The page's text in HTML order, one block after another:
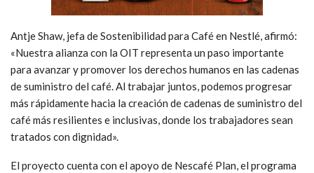
Antje Shaw, jefa de Sostenibilidad para Café en Nestlé, afirmó:
«Nuestra alianza con la OIT representa un paso importante
para avanzar y promover los derechos humanos en las cadenas
de suministro del café. Al trabajar juntos, podemos progresar
más rápidamente hacia la creación de cadenas de suministro del
café más resilientes e inclusivas, donde los trabajadores sean
tratados con dignidad».
El proyecto cuenta con el apoyo de Nescafé Plan, el programa